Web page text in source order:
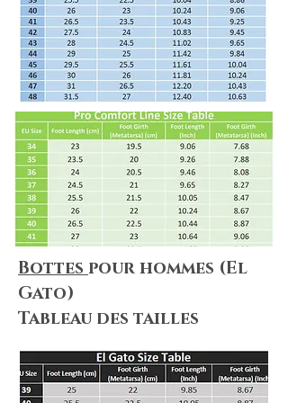
policies, terms&conditions apply to
your needs.
Bottes pour hommes (El
Gato)
Tableau des tailles